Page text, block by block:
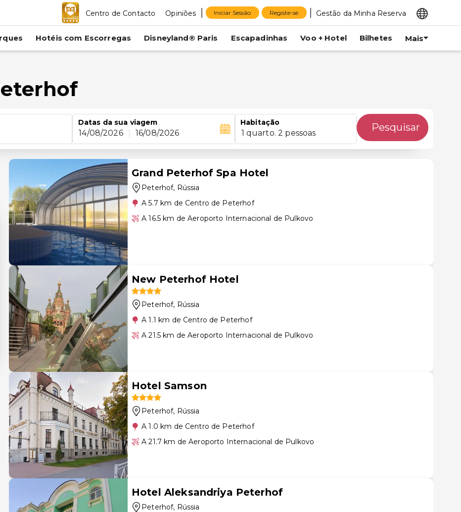
Centro de Contacto Opiniões Iniciar Sessão Registe-se Gestão da Minha Reserva
Hotéis com Escorregas Disneyland® Paris Escapadinhas Voo + Hotel Bilhetes Mais
Datas da sua viagem
14/08/2026 16/08/2026
Habitação
1 quarto. 2 pessoas Pesquisar
Grand Peterhof Spa Hotel
Peterhof, Rússia
A 5.7 km de Centro de Peterhof
A 16.5 km de Aeroporto Internacional de Pulkovo
New Peterhof Hotel
Peterhof, Rússia
A 1.1 km de Centro de Peterhof
A 21.5 km de Aeroporto Internacional de Pulkovo
Hotel Samson
Peterhof, Rússia
A 1.0 km de Centro de Peterhof
A 21.7 km de Aeroporto Internacional de Pulkovo
Hotel Aleksandriya Peterhof
Peterhof, Rússia